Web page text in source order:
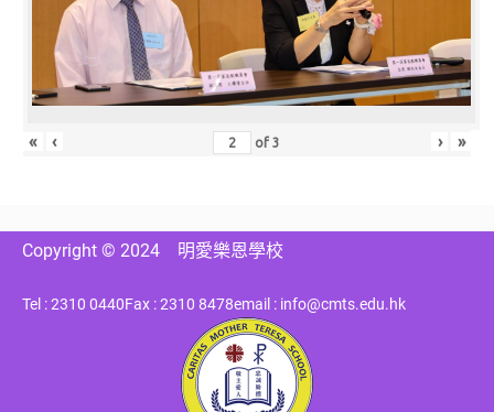
« ‹ of3 › »
Copyright © 2024 明愛樂恩學校
Tel : 2310 0440Fax : 2310 8478email : info@cmts.edu.hk